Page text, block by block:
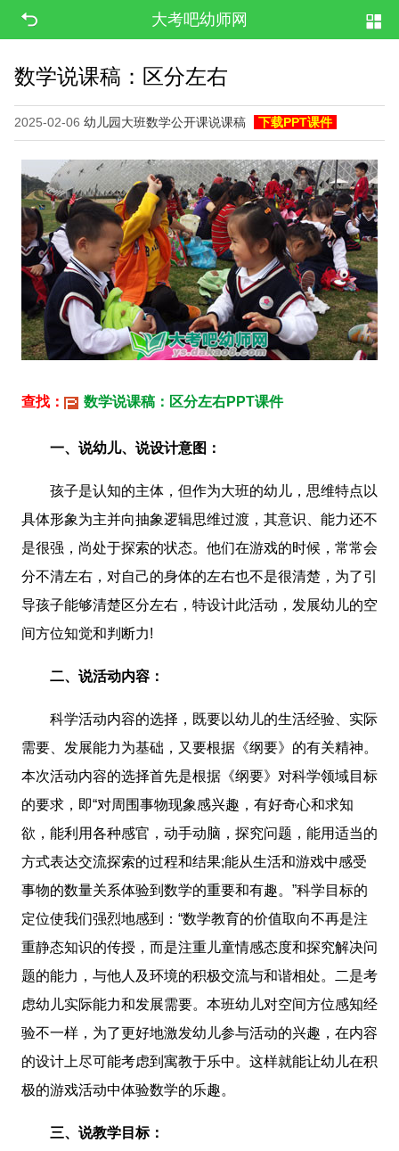
大考吧幼师网
数学说课稿：区分左右
2025-02-06 幼儿园大班数学公开课说课稿 下载PPT课件
查找： 数学说课稿：区分左右PPT课件
一、说幼儿、说设计意图：
孩子是认知的主体，但作为大班的幼儿，思维特点以
具体形象为主并向抽象逻辑思维过渡，其意识、能力还不
是很强，尚处于探索的状态。他们在游戏的时候，常常会
分不清左右，对自己的身体的左右也不是很清楚，为了引
导孩子能够清楚区分左右，特设计此活动，发展幼儿的空
间方位知觉和判断力!
二、说活动内容：
科学活动内容的选择，既要以幼儿的生活经验、实际
需要、发展能力为基础，又要根据《纲要》的有关精神。
本次活动内容的选择首先是根据《纲要》对科学领域目标
的要求，即“对周围事物现象感兴趣，有好奇心和求知
欲，能利用各种感官，动手动脑，探究问题，能用适当的
方式表达交流探索的过程和结果;能从生活和游戏中感受
事物的数量关系体验到数学的重要和有趣。”科学目标的
定位使我们强烈地感到：“数学教育的价值取向不再是注
重静态知识的传授，而是注重儿童情感态度和探究解决问
题的能力，与他人及环境的积极交流与和谐相处。二是考
虑幼儿实际能力和发展需要。本班幼儿对空间方位感知经
验不一样，为了更好地激发幼儿参与活动的兴趣，在内容
的设计上尽可能考虑到寓教于乐中。这样就能让幼儿在积
极的游戏活动中体验数学的乐趣。
三、说教学目标：